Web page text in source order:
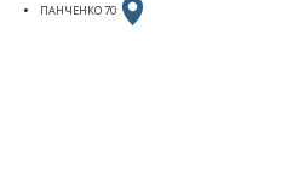
ПАНЧЕНКО 70